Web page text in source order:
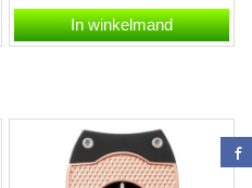
is gedurfd, mannelijk en
prachtig ontworpen. De...
In winkelmand